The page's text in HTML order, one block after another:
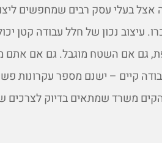
בעלי עסק רבים שמחפשים
עיצוב נכון של חלל עבודה קטן
גם אם השטח מוגבל. גם אם אתם
קיים – ישנם מספר עקרונות
משרד שמתאים בדיוק לצרכים